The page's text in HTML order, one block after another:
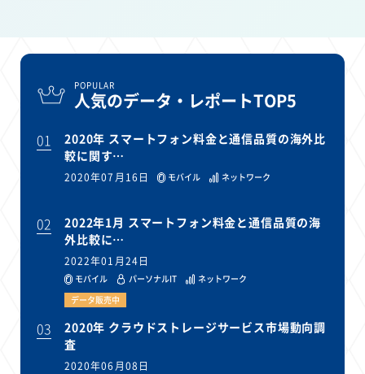
POPULAR
人気のデータ・レポートTOP5
01
2020年 スマートフォン料金と通信品質の海外比
較に関す…
2020年07月16日 モバイル ネットワーク
02
2022年1月 スマートフォン料金と通信品質の海
外比較に…
2022年01月24日
モバイル パーソナルIT
ネットワーク
データ販売中
03
2020年 クラウドストレージサービス市場動向調
査
2020年06月08日